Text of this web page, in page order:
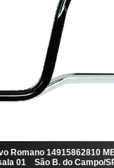
Romano
sala 01 São B. do